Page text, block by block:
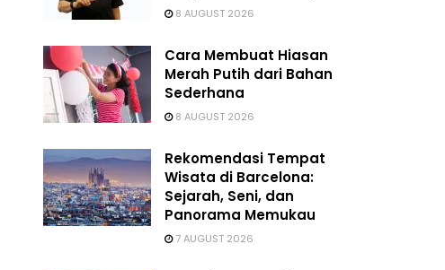
8 AUGUST 2026
Cara Membuat Hiasan
Merah Putih dari Bahan
Sederhana
8 AUGUST 2026
Rekomendasi Tempat
Wisata di Barcelona:
Sejarah, Seni, dan
Panorama Memukau
7 AUGUST 2026